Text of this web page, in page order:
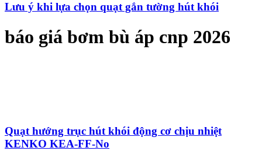
Quạt hướng trục hút khói động cơ chịu nhiệt
KENKO KEA-FF-No
Lưu ý khi lựa chọn quạt gắn tường hút khói
báo giá bơm bù áp cnp 2026